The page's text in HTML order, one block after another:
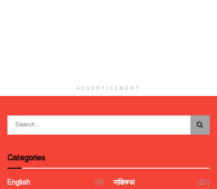
ADVERTISEMENT
Categories
English
(9)
নাস্তিকতা
(20)